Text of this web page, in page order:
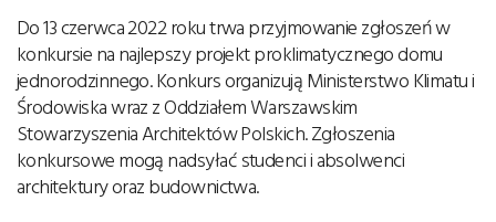
Do 13 czerwca 2022 roku trwa przyjmowanie zgłoszeń w
konkursie na najlepszy projekt proklimatycznego domu
jednorodzinnego. Konkurs organizują Ministerstwo Klimatu i
Środowiska wraz z Oddziałem Warszawskim
Stowarzyszenia Architektów Polskich. Zgłoszenia
konkursowe mogą nadsyłać studenci i absolwenci
architektury oraz budownictwa.